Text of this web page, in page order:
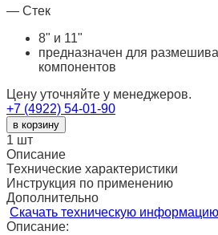
— Стек
8" и 11"
предназначен для
компонентов
Цену уточняйте у менеджеров.
+7 (4922) 54-01-90
в корзину
1 шт
Описание
Технические характеристики
Инструкция по применению
Дополнительно
Скачать техническую информацию
Описание: